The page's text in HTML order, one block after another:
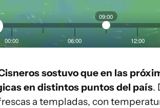
sostuvo que en las
en distintos puntos del país.
a templadas, con